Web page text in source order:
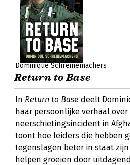
Dominique Schreinemachers
Return to Base
In Return to Base deelt
haar persoonlijke verhaal
neerschietingsincident in
toont hoe leiders die hebben
tegenslagen beter in staat
helpen groeien door